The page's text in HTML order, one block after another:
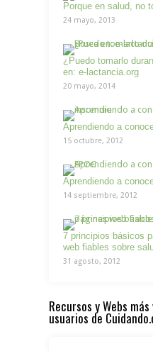
Porque en salud, no
24 mayo, 2013
¿Puedo tomarlo
en: e-lactancia.org
20 mayo, 2014
Aprendiendo a
15 octubre, 2012
Aprendiendo a
14 septiembre, 2012
7 principios básicos
web fiables sobre
31 agosto, 2012
Recursos y Webs
usuarios de